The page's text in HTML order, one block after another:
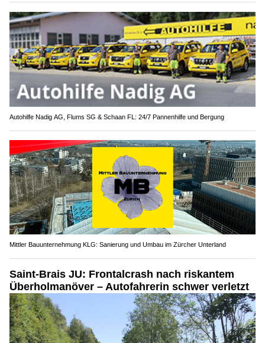
Autohilfe Nadig AG, Flums SG & Schaan FL: 24/7 Pannenhilfe und Bergung
Mittler Bauunternehmung KLG: Sanierung und Umbau im Zürcher Unterland
Saint-Brais JU: Frontalcrash nach riskantem
Überholmanöver – Autofahrerin schwer verletzt